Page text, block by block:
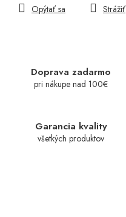
Doprava zadarmo
pri nákupe nad 100€
Garancia kvality
všetkých produktov
Opýtať sa Strážiť